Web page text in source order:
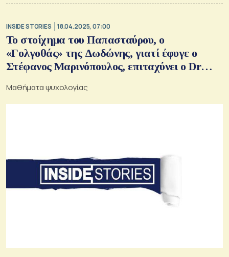
INSIDE STORIES 18.04.2025, 07:00
Το στοίχημα του Παπασταύρου, ο
«Γολγοθάς» της Δωδώνης, γιατί έφυγε ο
Στέφανος Μαρινόπουλος, επιταχύνει ο Dr
ΚΥΤ Κουμουνδούρου
Μαθήματα ψυχολογίας